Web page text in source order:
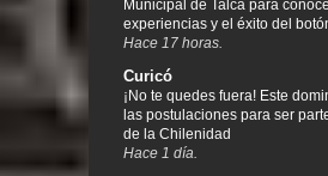
Municipal de Talca para
experiencias y el éxito del
Hace 17 horas.
Curicó
¡No te quedes fuera! Este
las postulaciones para ser
de la Chilenidad
Hace 1 día.